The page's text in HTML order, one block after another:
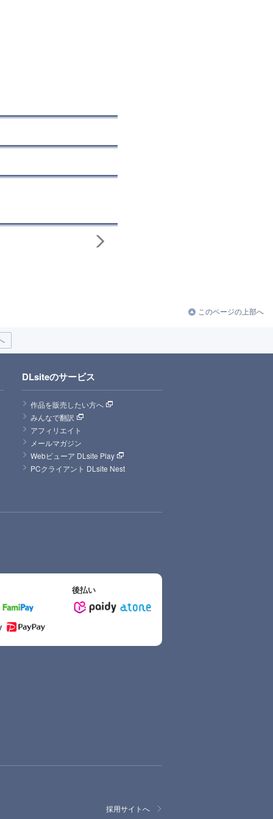
このページの上部へ
DLsiteのサービス
作品を販売したい方へ
みんなで翻訳
アフィリエイト
メールマガジン
Webビューア DLsite Play
PCクライアント DLsite Nest
後払い
採用サイトへ